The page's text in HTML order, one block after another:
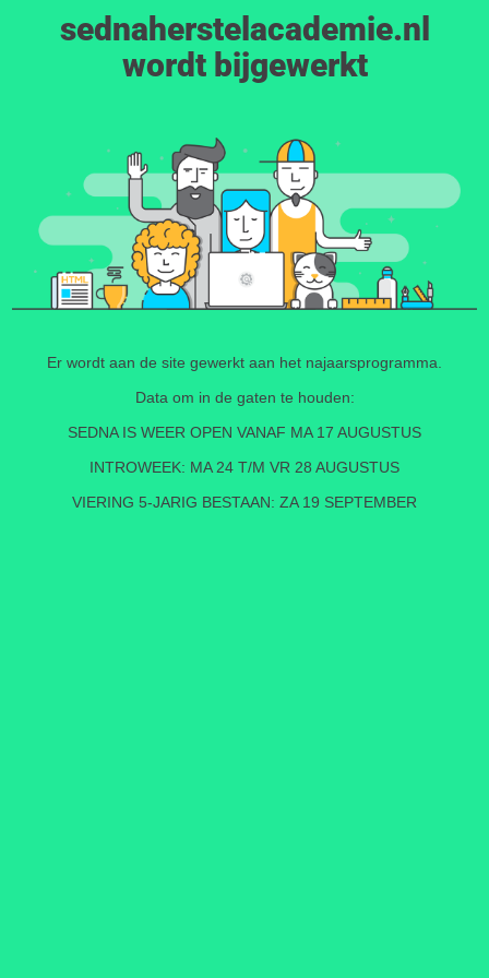
sednaherstelacademie.nl
wordt bijgewerkt
Er wordt aan de site gewerkt aan het najaarsprogramma.
Data om in de gaten te houden:
SEDNA IS WEER OPEN VANAF MA 17 AUGUSTUS
INTROWEEK: MA 24 T/M VR 28 AUGUSTUS
VIERING 5-JARIG BESTAAN: ZA 19 SEPTEMBER